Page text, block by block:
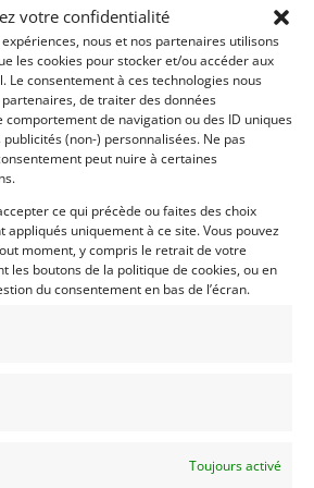
votre confidentialité
nous et nos partenaires utilisons
les cookies pour stocker et/ou accéder aux
Le consentement à ces technologies nous
de traiter des données
comportement de navigation ou des ID uniques
(non-) personnalisées. Ne pas
peut nuire à certaines
ce qui précède ou faites des choix
appliqués uniquement à ce site. Vous pouvez
moment, y compris le retrait de votre
les boutons de la politique de cookies, ou en
du consentement en bas de l’écran.
Toujours activé
(1962)
578 vues
B18 de 1962. Superbe condition
travaux de restauration récents.
Idéale pour de belles
de régularité. L’une des plus belles